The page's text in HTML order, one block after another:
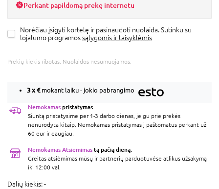
Perkant papildomą prekę internetu
Norėčiau įsigyti kortelę ir pasinaudoti nuolaida. Sutinku su
lojalumo programossąlygomis ir taisyklėmis
Prekių kiekis ribotas. Nuolaidos nesumuojamos.
3 x€mokant laiku - jokio pabrangimo
Nemokamas pristatymas
Siuntą pristatysime per 1-3 darbo dienas, jeigu prie prekės
nenurodyta kitaip. Nemokamas pristatymas į paštomatus perkant už
60 eur ir daugiau.
Nemokamas Atsiėmimas tą pačią dieną.
Greitas atsiėmimas mūsų ir partnerių parduotuvėse atlikus užsakymą
iki 12:00 val.
Dalių kiekis:-